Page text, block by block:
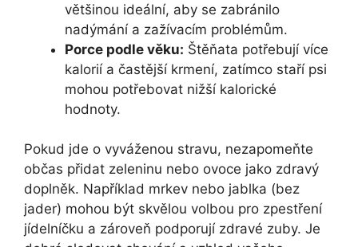
většinou ideální, aby se‍ zabránilo‌
nadýmání a zažívacím problémům.
Porce podle věku: Štěňata‍ potřebují více
kalorií a častější krmení, zatímco staří psi
mohou potřebovat ⁣nižší kalorické
hodnoty.
Pokud jde o vyváženou stravu, nezapomeňte
občas přidat zeleninu​ nebo ovoce jako zdravý‍
doplněk. Například mrkev nebo jablka‍ (bez
jader) mohou být⁣ skvělou volbou⁤ pro zpestření
jídelníčku a zároveň podporují zdravé zuby. Je⁢